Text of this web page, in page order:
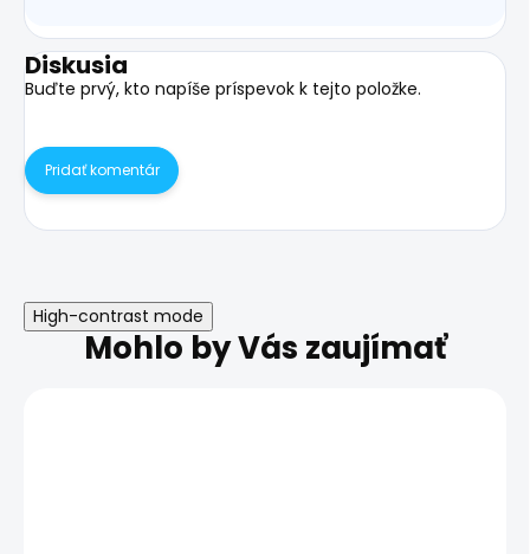
Diskusia
Buďte prvý, kto napíše príspevok k tejto položke.
Pridať komentár
High-contrast mode
Mohlo by Vás zaujímať